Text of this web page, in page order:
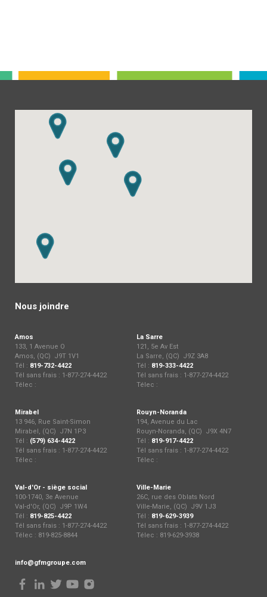
Nous joindre
Amos
133, 1 Avenue O
Amos, (QC) J9T 1V1
Tél : 819-732-4422
Tél sans frais : 1-877-274-4422
Télec :
La Sarre
121, 5e Av Est
La Sarre, (QC) J9Z 3A8
Tél : 819-333-4422
Tél sans frais : 1-877-274-4422
Télec :
Mirabel
13 946, Rue Saint-Simon
Mirabel, (QC) J7N 1P3
Tél : (579) 634-4422
Tél sans frais : 1-877-274-4422
Télec :
Rouyn-Noranda
194, Avenue du Lac
Rouyn-Noranda, (QC) J9X 4N7
Tél : 819-917-4422
Tél sans frais : 1-877-274-4422
Télec :
Val-d'Or - siège social
100-1740, 3e Avenue
Val-d'Or, (QC) J9P 1W4
Tél : 819-825-4422
Tél sans frais : 1-877-274-4422
Télec : 819-825-8844
Ville-Marie
26C, rue des Oblats Nord
Ville-Marie, (QC) J9V 1J3
Tél : 819-629-3939
Tél sans frais : 1-877-274-4422
Télec : 819-629-3938
info@gfmgroupe.com